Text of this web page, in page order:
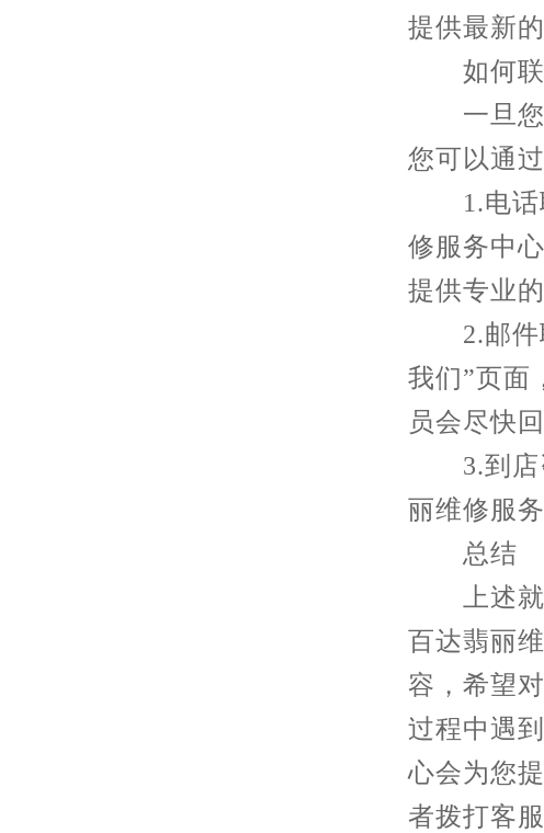
提供最新
如何联
一旦您
您可以通
1.电话联
修服务中
提供专业
2.邮件联
我们”页面
员会尽快
3.到店咨
丽维修服
总结
上述就
百达翡丽
容，希望
过程中遇
心会为您
者拨打客